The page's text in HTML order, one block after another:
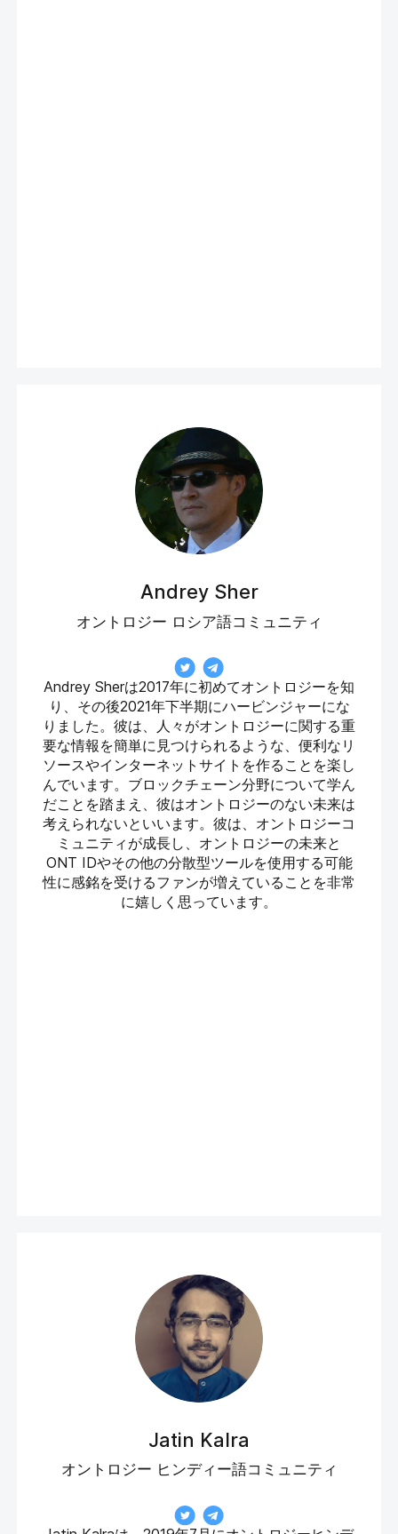
Andrey Sher
オントロジー ロシア語コミュニティ
Andrey Sherは2017年に初めてオントロジーを知
り、その後2021年下半期にハービンジャーにな
りました。彼は、人々がオントロジーに関する重
要な情報を簡単に見つけられるような、便利なリ
ソースやインターネットサイトを作ることを楽し
んでいます。ブロックチェーン分野について学ん
だことを踏まえ、彼はオントロジーのない未来は
考えられないといいます。彼は、オントロジーコ
ミュニティが成長し、オントロジーの未来と
ONT IDやその他の分散型ツールを使用する可能
性に感銘を受けるファンが増えていることを非常
に嬉しく思っています。
Jatin Kalra
オントロジー ヒンディー語コミュニティ